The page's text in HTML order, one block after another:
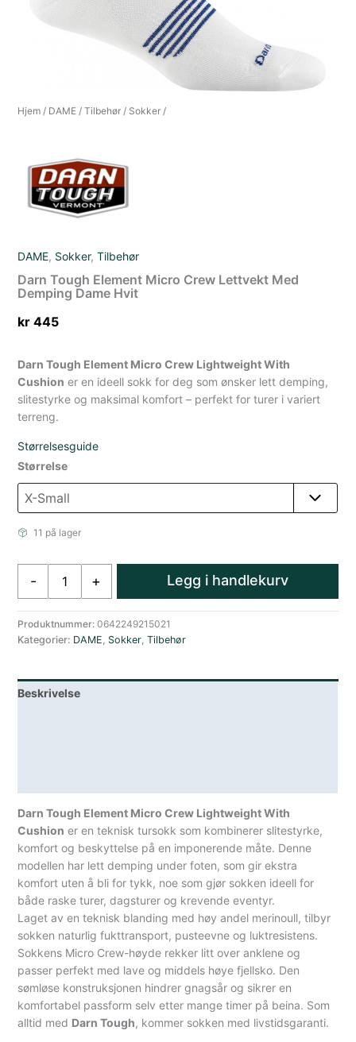
Hjem / DAME /Tilbehør / Sokker /
DAME, Sokker,Tilbehør
Darn Tough Element Micro Crew Lettvekt Med
Demping Dame Hvit
kr 445
Darn Tough Element Micro Crew Lightweight With
Cushion er en ideell sokk for deg som ønsker lett demping,
slitestyrke og maksimal komfort – perfekt for turer i variert
terreng.
Størrelsesguide
Størrelse
11 på lager
-
Micro
Crew
Med
Demping
+ Legg i handlekurv
Produktnummer:0642249215021
Kategorier: DAME, Sokker,Tilbehør
Beskrivelse
Darn Tough Element Micro Crew Lightweight With
Cushion er en teknisk tursokk som kombinerer slitestyrke,
komfort og beskyttelse på en imponerende måte. Denne
modellen har lett demping under foten, som gir ekstra
komfort uten å bli for tykk, noe som gjør sokken ideell for
både raske turer, dagsturer og krevende eventyr.
Laget av en teknisk blanding med høy andel merinoull, tilbyr
sokken naturlig fukttransport, pusteevne og luktresistens.
Sokkens Micro Crew-høyde rekker litt over anklene og
passer perfekt med lave og middels høye fjellsko. Den
sømløse konstruksjonen hindrer gnagsår og sikrer en
komfortabel passform selv etter mange timer på beina. Som
alltid med Darn Tough, kommer sokken med livstidsgaranti.